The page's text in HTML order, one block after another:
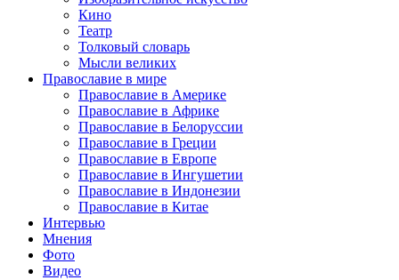
Кино
Театр
Толковый словарь
Мысли великих
Православие в мире
Православие в Америке
Православие в Африке
Православие в Белоруссии
Православие в Греции
Православие в Европе
Православие в Ингушетии
Православие в Индонезии
Православие в Китае
Интервью
Мнения
Фото
Видео